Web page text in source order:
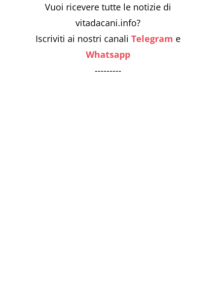
Vuoi ricevere tutte le notizie di
vitadacani.info?
Iscriviti ai nostri canaliTelegram e
Whatsapp
---------